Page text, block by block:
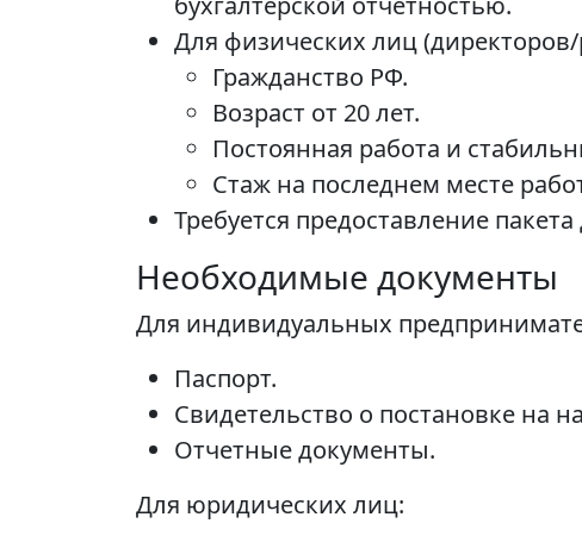
Для физических лиц
Гражданство РФ.
Возраст от 20 лет.
Постоянная работа и
Стаж на последнем месте
Требуется предоставление
Необходимые документы
Для индивидуальных
Паспорт.
Свидетельство о постановке на
Отчетные документы.
Для юридических лиц: